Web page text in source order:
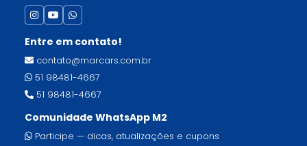
Entre em contato!
contato@marcars.com.br
51 98481-4667
51 98481-4667
Comunidade WhatsApp M2
Participe — dicas, atualizações e cupons